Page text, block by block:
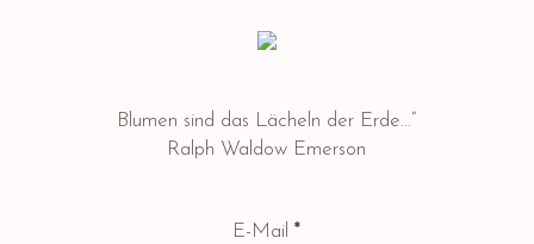
Blumen sind das Lächeln der Erde…”
Ralph Waldow Emerson
E-Mail*